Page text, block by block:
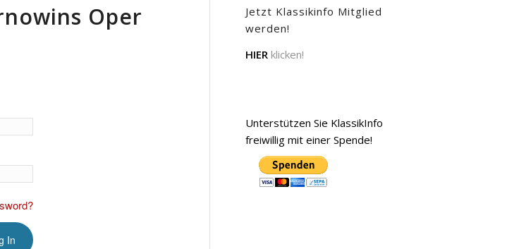
Oper
Jetzt Klassikinfo Mitglied
werden!
HIER klicken!
Unterstützen Sie KlassikInfo
freiwillig mit einer Spende!